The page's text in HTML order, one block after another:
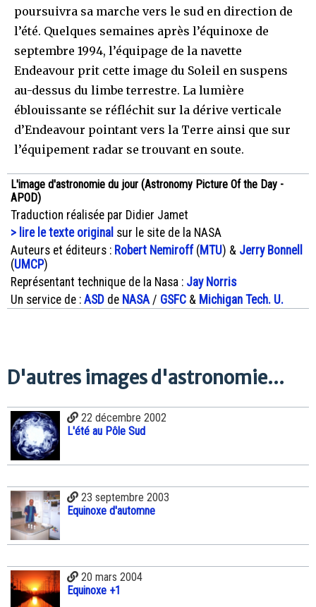
poursuivra sa marche vers le sud en direction de
l’été. Quelques semaines après l’équinoxe de
septembre 1994, l’équipage de la navette
Endeavour prit cette image du Soleil en suspens
au-dessus du limbe terrestre. La lumière
éblouissante se réfléchit sur la dérive verticale
d’Endeavour pointant vers la Terre ainsi que sur
l’équipement radar se trouvant en soute.
L'image d'astronomie du jour (Astronomy Picture Of the Day -
APOD)
Traduction réalisée par Didier Jamet
> lire le texte original sur le site de la NASA
Auteurs et éditeurs : Robert Nemiroff( MTU) & Jerry Bonnell
(UMCP)
Représentant technique de la Nasa : Jay Norris
Un service de : ASD de NASA/ GSFC & Michigan Tech. U.
D'autres images d'astronomie...
22 décembre 2002
L'été au Pôle Sud
23 septembre 2003
Equinoxe d'automne
20 mars 2004
Equinoxe +1